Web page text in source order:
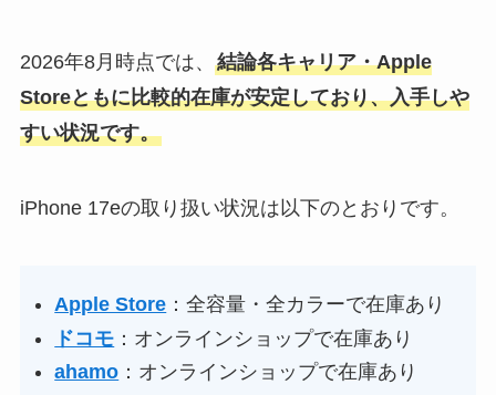
2026年8月時点では、 結論各キャリア・Apple
Storeともに比較的在庫が安定しており、入手しや
すい状況です。
iPhone 17eの取り扱い状況は以下のとおりです。
Apple Store ：全容量・全カラーで在庫あり
ドコモ ：オンラインショップで在庫あり
ahamo ：オンラインショップで在庫あり